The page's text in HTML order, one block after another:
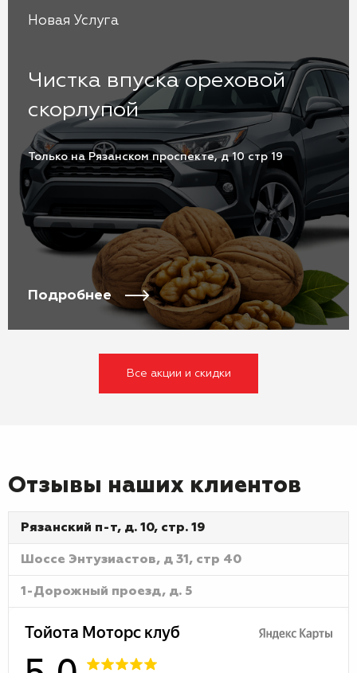
Новая Услуга
Чистка впуска ореховой
скорлупой
Только на Рязанском проспекте, д 10 стр 19
Подробнее
Все акции и скидки
Отзывы наших клиентов
Рязанский п-т, д. 10, стр. 19
Шоссе Энтузиастов, д 31, стр 40
1-Дорожный проезд, д. 5